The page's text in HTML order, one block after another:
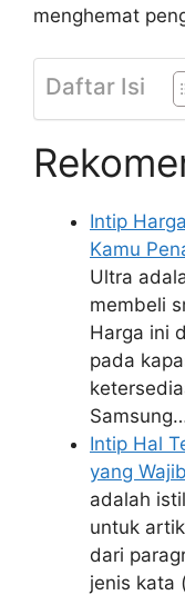
menghemat
Daftar Isi
Intip
Kamu
Ultra
membeli
Harga ini
pada
Intip Hal
yang
adalah
untuk
dari
jenis kata